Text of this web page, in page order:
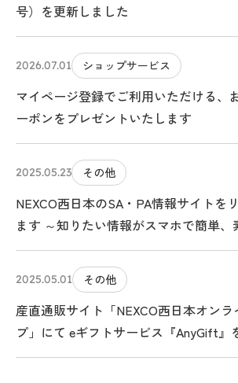
号）を更新しました
2026.07.01 ショップサービス
マイページ登録でご利用いただける、
ーポンをプレゼントいたします
2025.05.23 その他
NEXCO西日本のSA・PA情報サイトを
ます ～知りたい情報がスマホで簡単、
れる、クルマ旅のお役立ちサイトにな
2025.05.01 その他
産直通販サイト「NEXCO西日本オンラ
プ」にて eギフトサービス『AnyGift』